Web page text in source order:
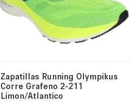
Zapatillas Running Olympikus
Corre Grafeno 2-211
Limon/Atlantico